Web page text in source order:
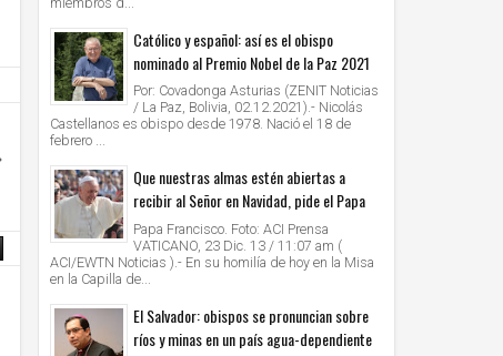
Católico y español: así es el obispo
nominado al Premio Nobel de la Paz 2021
Por: Covadonga Asturias (ZENIT Noticias
/ La Paz, Bolivia, 02.12.2021).- Nicolás
Castellanos es obispo desde 1978. Nació el 18 de
febrero ...
Que nuestras almas estén abiertas a
recibir al Señor en Navidad, pide el Papa
Papa Francisco. Foto: ACI Prensa
VATICANO, 23 Dic. 13 / 11:07 am (
ACI/EWTN Noticias ).- En su homilía de hoy en la Misa
en la Capilla de...
El Salvador: obispos se pronuncian sobre
ríos y minas en un país agua-dependiente